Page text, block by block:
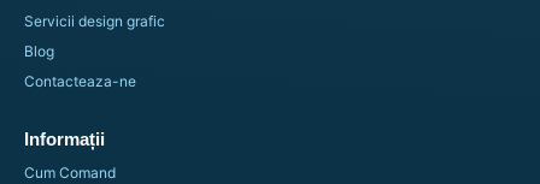
Spray adeziv transparent cu lipire rapida – 3M™ 74
Servicii design grafic
Blog
Contacteaza-ne
Informații
Cum Comand